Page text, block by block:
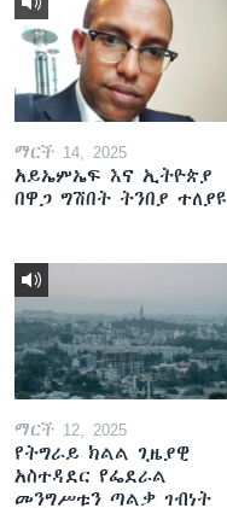
ማርች 14, 2025
አይኤምኤፍ እና ኢትዮጵያ
በዋጋ ግሽበት ትንበያ ተለያዩ
ማርች 12, 2025
የትግራይ ክልል ጊዜያዊ
አስተዳደር የፌደራል
መንግሥቱን ጣልቃ ገብነት